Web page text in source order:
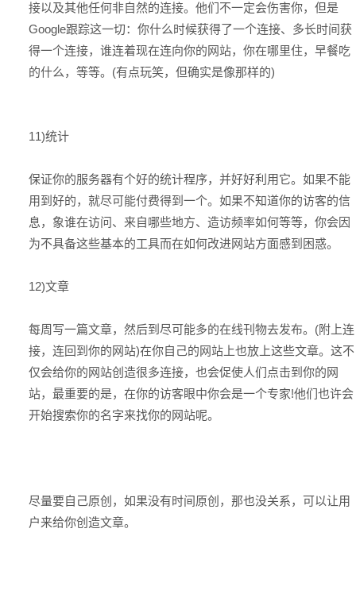
接以及其他任何非自然的连接。他们不一定会伤害你，但是
Google跟踪这一切：你什么时候获得了一个连接、多长时间获
得一个连接，谁连着现在连向你的网站，你在哪里住，早餐吃
的什么，等等。(有点玩笑，但确实是像那样的)
11)统计
保证你的服务器有个好的统计程序，并好好利用它。如果不能
用到好的，就尽可能付费得到一个。如果不知道你的访客的信
息，象谁在访问、来自哪些地方、造访频率如何等等，你会因
为不具备这些基本的工具而在如何改进网站方面感到困惑。
12)文章
每周写一篇文章，然后到尽可能多的在线刊物去发布。(附上连
接，连回到你的网站)在你自己的网站上也放上这些文章。这不
仅会给你的网站创造很多连接，也会促使人们点击到你的网
站，最重要的是，在你的访客眼中你会是一个专家!他们也许会
开始搜索你的名字来找你的网站呢。
尽量要自己原创，如果没有时间原创，那也没关系，可以让用
户来给你创造文章。